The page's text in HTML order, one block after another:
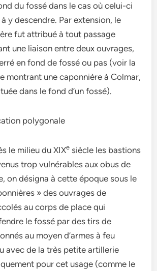
du fossé dans le cas où celui-ci
y descendre. Par extension, le
fut attribué à tout passage
une liaison entre deux ouvrages,
en fond de fossé ou pas (voir la
montrant une caponnière à Colmar,
dans le fond d’un fossé).
polygonale
le milieu du XIXe siècle les bastions
trop vulnérables aux obus de
on désigna à cette époque sous le
» des ouvrages de
au corps de place qui
le fossé par des tirs de
au moyen d’armes à feu
avec de la très petite artillerie
pour cet usage (comme le